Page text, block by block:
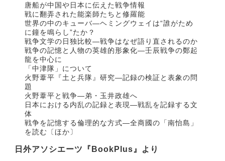
唐船が中国や日本に伝えた戦争情報
戦に翻弄された能楽師たちと修羅能
世界の中のキューバ―ヘミングウェイは“誰がため
に鐘を鳴らし”たか？
戦争文学の日独比較―戦争はなぜ語り直されるのか
戦争の記憶と人物の英雄的形象化―壬辰戦争の鄭起
龍を中心に
「中津隊」について
火野葦平『土と兵隊』研究―記録の検証と表象の問
題
火野葦平と戦争―弟・玉井政雄へ
日本における内乱の記録と表現―戦乱を記録する文
体
戦争を記憶する倫理的な方式―全商國の「南怡島」
を読む〔ほか〕
日外アソシエーツ『BookPlus』より